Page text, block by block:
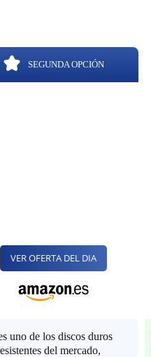
SEGUNDA OPCIÓN
VER OFERTA DEL DIA
uno de los discos duros
del mercado,